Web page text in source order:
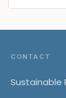
Footer
CONTACT
Sustainable